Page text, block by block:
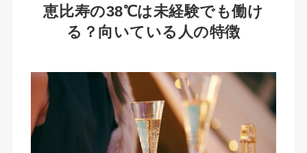
恵比寿の38℃は未経験でも働け
る？向いている人の特徴